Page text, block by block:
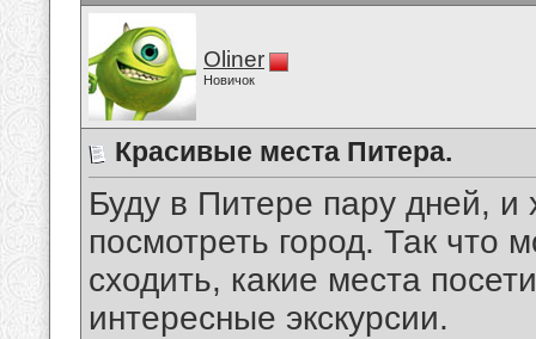
Oliner
Новичок
Красивые места Питера.
Буду в Питере пару дней, и
посмотреть город. Так что
сходить, какие места
интересные экскурсии.